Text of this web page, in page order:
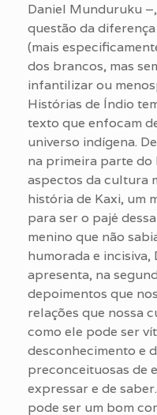
Daniel Munduruku
questão da
(mais
dos brancos, mas
infantilizar ou
Histórias de Índio
texto que enfocam
universo indígena.
na primeira parte
aspectos da cultura
história de Kaxi, um
para ser o pajé
menino que não
humorada e
apresenta, na
depoimentos que
relações que nossa
como ele pode ser
desconhecimento e
preconceituosas de
expressar e de
pode ser um bom